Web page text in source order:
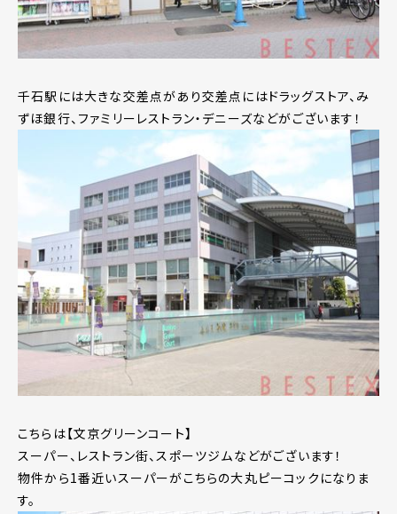
千石駅には大きな交差点があり交差点にはドラッグストア、み
ずほ銀行、ファミリーレストラン・デニーズなどがございます！
こちらは【文京グリーンコート】
スーパー、レストラン街、スポーツジムなどがございます！
物件から1番近いスーパーがこちらの大丸ピーコックになりま
す。